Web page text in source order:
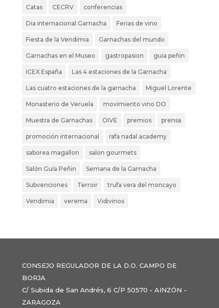
Catas CECRV conferencias
Dia internacional Garnacha Ferias de vino
Fiesta de la Vendimia Garnachas del mundo
Garnachas en el Museo gastropasion guia peñin
ICEX España Las 4 estaciones de la Garnacha
Las cuatro estaciones de la garnacha Miguel Lorente
Monasterio de Veruela movimiento vino DO
Muestra de Garnachas OIVE premios prensa
promoción internacional rafa nadal academy
saborea magallon salon gourmets
Salón Guía Peñin Semana de la Garnacha
Subvenciones Terroir trufa vera del moncayo
Vendimia verema Vidivinos
CONSEJO REGULADOR DE LA D.O. CAMPO DE
BORJA
C/ Subida de San Andrés, 6 C/P 50570 - AINZÓN -
ZARAGOZA